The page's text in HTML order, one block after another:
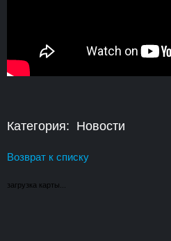
Категория: Новости
Возврат к списку
загрузка карты...